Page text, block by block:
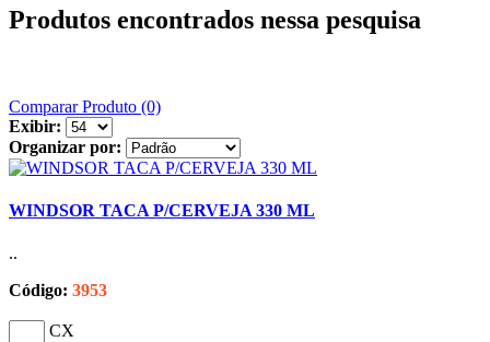
Produtos encontrados nessa pesquisa
Comparar Produto (0)
Exibir:
Organizar por:
WINDSOR TACA P/CERVEJA 330 ML
..
Código: 3953
CX